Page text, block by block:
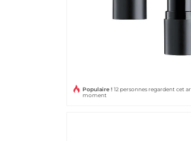
Populaire ! 12 personnes regardent cet
moment